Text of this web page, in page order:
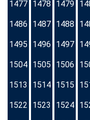
1477 1478 1479
1486 1487 1488
1495 1496 1497
1504 1505 1506
1513 1514 1515
1522 1523 1524